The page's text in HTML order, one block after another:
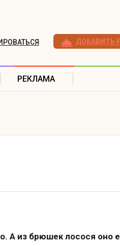
ДОБАВИТЬ
РЕКЛАМА
А из брюшек лосося оно